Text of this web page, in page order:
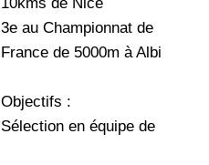
3e au Championnat de
France de 5000m à Albi
Objectifs :
Sélection en équipe de